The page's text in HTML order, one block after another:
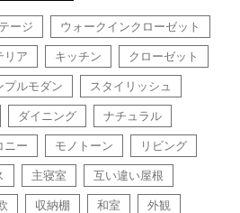
ージ ウォークインクローゼット
リア キッチン クローゼット
プルモダン スタイリッシュ
ダイニング ナチュラル
ニー モノトーン リビング
主寝室 互い違い屋根
収納棚 和室 外観